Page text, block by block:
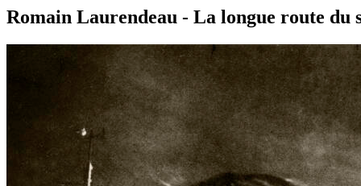
Romain Laurendeau - La longue route du